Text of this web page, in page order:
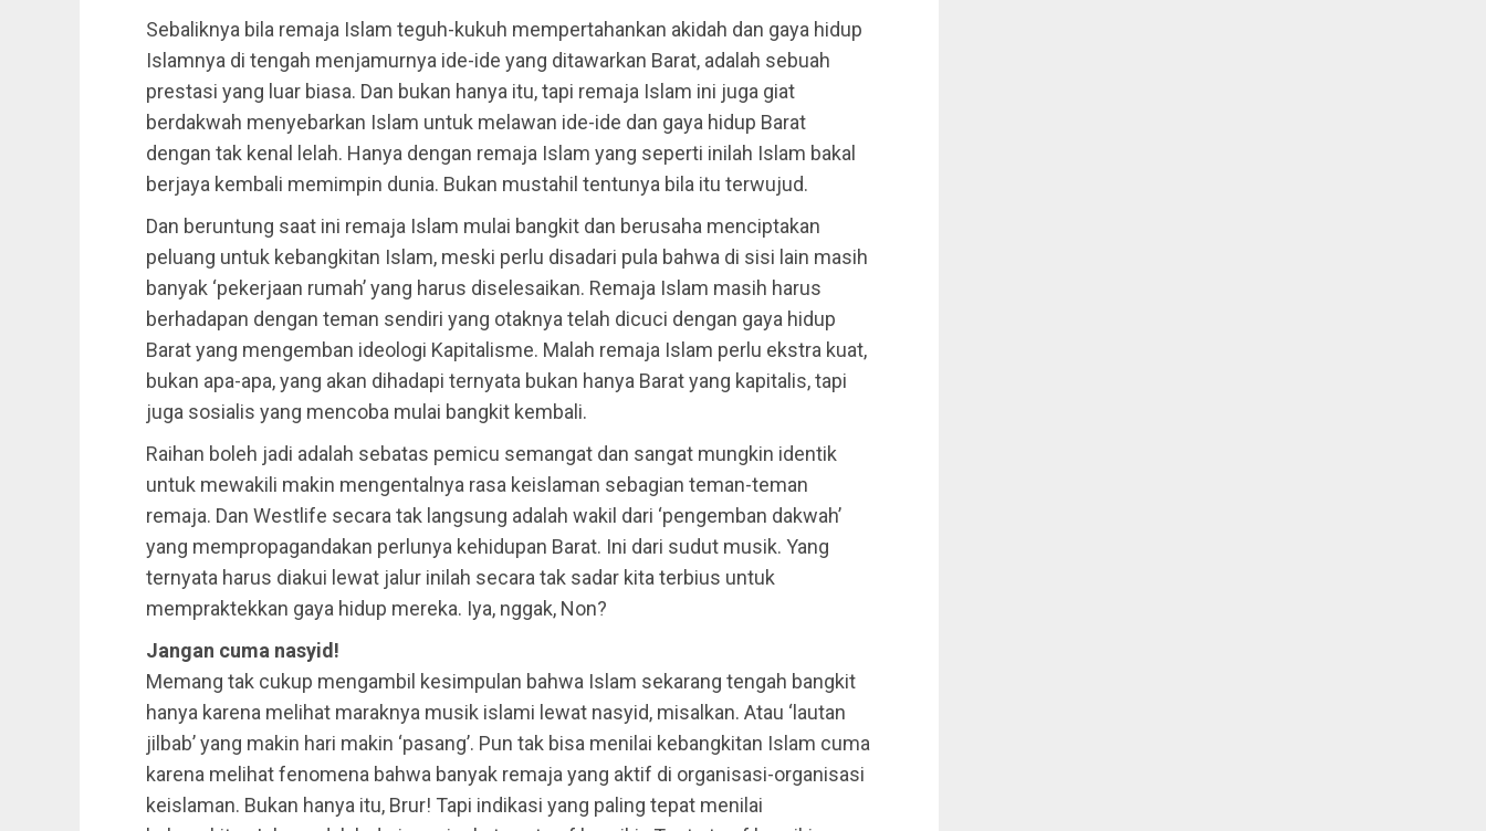
Sebaliknya bila remaja Islam teguh-kukuh mempertahankan akidah dan gaya hidup
Islamnya di tengah menjamurnya ide-ide yang ditawarkan Barat, adalah sebuah
prestasi yang luar biasa. Dan bukan hanya itu, tapi remaja Islam ini juga giat
berdakwah menyebarkan Islam untuk melawan ide-ide dan gaya hidup Barat
dengan tak kenal lelah. Hanya dengan remaja Islam yang seperti inilah Islam bakal
berjaya kembali memimpin dunia. Bukan mustahil tentunya bila itu terwujud.
Dan beruntung saat ini remaja Islam mulai bangkit dan berusaha menciptakan
peluang untuk kebangkitan Islam, meski perlu disadari pula bahwa di sisi lain masih
banyak ‘pekerjaan rumah’ yang harus diselesaikan. Remaja Islam masih harus
berhadapan dengan teman sendiri yang otaknya telah dicuci dengan gaya hidup
Barat yang mengemban ideologi Kapitalisme. Malah remaja Islam perlu ekstra kuat,
bukan apa-apa, yang akan dihadapi ternyata bukan hanya Barat yang kapitalis, tapi
juga sosialis yang mencoba mulai bangkit kembali.
Raihan boleh jadi adalah sebatas pemicu semangat dan sangat mungkin identik
untuk mewakili makin mengentalnya rasa keislaman sebagian teman-teman
remaja. Dan Westlife secara tak langsung adalah wakil dari ‘pengemban dakwah’
yang mempropagandakan perlunya kehidupan Barat. Ini dari sudut musik. Yang
ternyata harus diakui lewat jalur inilah secara tak sadar kita terbius untuk
mempraktekkan gaya hidup mereka. Iya, nggak, Non?
Jangan cuma nasyid!
Memang tak cukup mengambil kesimpulan bahwa Islam sekarang tengah bangkit
hanya karena melihat maraknya musik islami lewat nasyid, misalkan. Atau ‘lautan
jilbab’ yang makin hari makin ‘pasang’. Pun tak bisa menilai kebangkitan Islam cuma
karena melihat fenomena bahwa banyak remaja yang aktif di organisasi-organisasi
keislaman. Bukan hanya itu, Brur! Tapi indikasi yang paling tepat menilai